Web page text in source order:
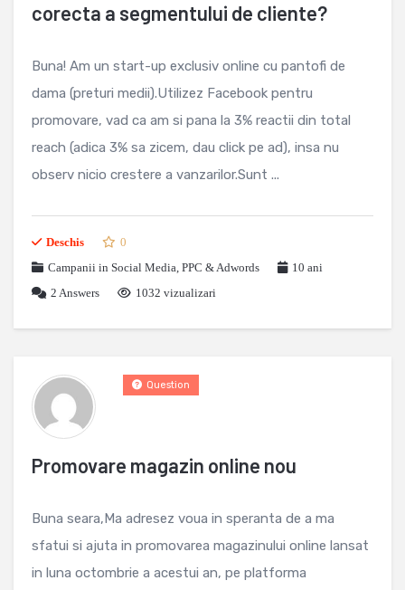
corecta a segmentului de cliente?
Buna! Am un start-up exclusiv online cu pantofi de
dama (preturi medii).Utilizez Facebook pentru
promovare, vad ca am si pana la 3% reactii din total
reach (adica 3% sa zicem, dau click pe ad), insa nu
observ nicio crestere a vanzarilor.Sunt ...
Deschis
0
Campanii in Social Media, PPC & Adwords
10 ani
2 Answers 1032 vizualizari
Promovare magazin online nou
Question
Buna seara,Ma adresez voua in speranta de a ma
sfatui si ajuta in promovarea magazinului online lansat
in luna octombrie a acestui an, pe platforma